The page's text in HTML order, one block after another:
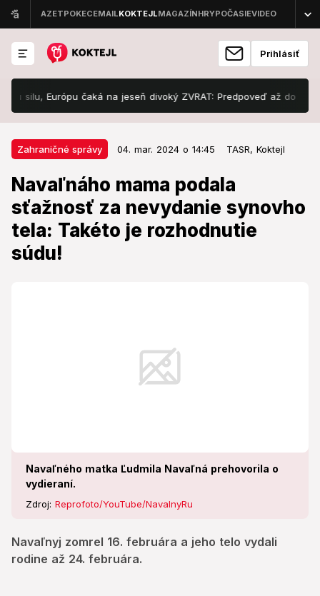
Prihlásiť
Európu čaká na jeseň divoký ZVRAT: Predpoveď až do ZIMY vás
Zahraničné správy 04. mar. 2024 o 14:45 TASR, Koktejl
Navaľnáho mama podala
sťažnosť za nevydanie synovho
tela: Takéto je rozhodnutie
súdu!
Navaľného matka Ľudmila Navaľná prehovorila o
vydieraní.
Zdroj: Reprofoto/YouTube/NavalnyRu
Navaľnyj zomrel 16. februára a jeho telo vydali
rodine až 24. februára.
Zahraničné správy 04. mar. 2024 o 14:45
Navaľnáho mama podala
sťažnosť za nevydanie synovho
tela: Takéto je rozhodnutie súdu!
Navaľnyj zomrel 16. februára a jeho telo vydali rodine